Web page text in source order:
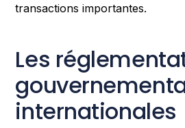
transactions importantes.
Les
internationales